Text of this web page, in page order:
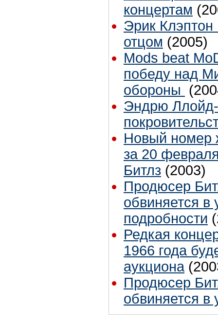
концертам
Эрик Клэптон
отцом (2005)
Mods beat
победу над
обороны
Эндрю
Новый номер
за 20
Битлз (2003)
Продюсер
обвиняется в
подробности
Редкая
1966 года
аукциона
Продюсер
обвиняется в